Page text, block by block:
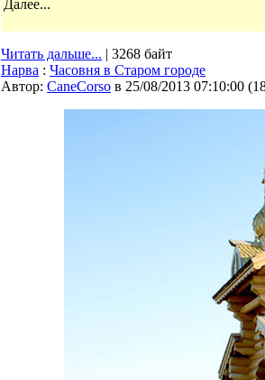
Далее...
Читать дальше... | 3268 байт
Нарва : Часовня в Старом городе
Автор: CaneCorso в 25/08/2013 07:10:00 (